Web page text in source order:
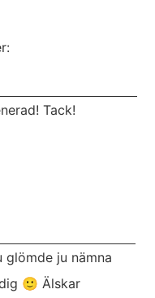
Tack!
ju nämna
🙂 Älskar